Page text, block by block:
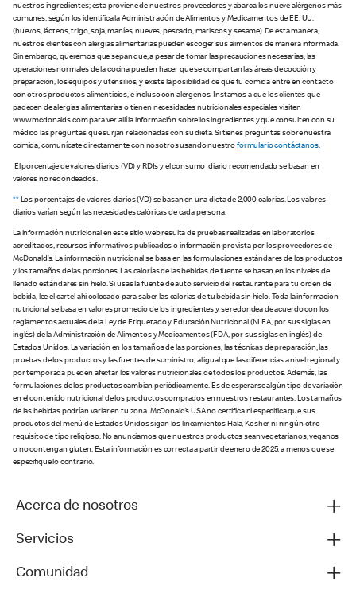
nuestros ingredientes; esta proviene de nuestros proveedores y abarca los nueve alérgenos más
comunes, según los identifica la Administración de Alimentos y Medicamentos de EE. UU.
(huevos, lácteos, trigo, soja, maníes, nueves, pescado, mariscos y sesame). De esta manera,
nuestros clientes con alergias alimentarias pueden escoger sus alimentos de manera informada.
Sin embargo, queremos que sepan que, a pesar de tomar las precauciones necesarias, las
operaciones normales de la cocina pueden hacer que se compartan las áreas de cocción y
preparación, los equipos y utensilios, y existe la posibilidad de que tu comida entre en contacto
con otros productos alimenticios, e incluso con alérgenos. Instamos a que los clientes que
padecen de alergias alimentarias o tienen necesidades nutricionales especiales visiten
www.mcdonalds.com para ver allí la información sobre los ingredientes y que consulten con su
médico las preguntas que surjan relacionadas con su dieta. Si tienes preguntas sobre nuestra
comida, comunícate directamente con nosotros usando nuestroformulario contáctanos.
El porcentaje de valores diarios (VD) y RDIs y el consumo diario recomendado se basan en
valores no redondeados.
**Los porcentajes de valores diarios (VD) se basan en una dieta de 2,000 calorías. Los valores
diarios varían según las necesidades calóricas de cada persona.
La información nutricional en este sitio web resulta de pruebas realizadas en laboratorios
acreditados, recursos informativos publicados o información provista por los proveedores de
McDonald’s. La información nutricional se basa en las formulaciones estándares de los productos
y los tamaños de las porciones. Las calorías de las bebidas de fuente se basan en los niveles de
llenado estándares sin hielo. Si usas la fuente de auto servicio del restaurante para tu orden de
bebida, lee el cartel ahí colocado para saber las calorías de tu bebida sin hielo. Toda la información
nutricional se basa en valores promedio de los ingredientes y se redondea de acuerdo con los
reglamentos actuales de la Ley de Etiquetado y Educación Nutricional (NLEA, por sus siglas en
inglés) de la Administración de Alimentos y Medicamentos (FDA, por sus siglas en inglés) de
Estados Unidos. La variación en los tamaños de las porciones, las técnicas de preparación, las
pruebas de los productos y las fuentes de suministro, al igual que las diferencias a nivel regional y
por temporada pueden afectar los valores nutricionales de todos los productos. Además, las
formulaciones de los productos cambian periódicamente. Es de esperarse algún tipo de variación
en el contenido nutricional de los productos comprados en nuestros restaurantes. Los tamaños
de las bebidas podrían variar en tu zona. McDonald’s USA no certifica ni especifica que sus
productos del menú de Estados Unidos sigan los lineamientos Hala, Kosher ni ningún otro
requisito de tipo religioso. No anunciamos que nuestros productos sean vegetarianos, veganos
o no contengan gluten. Esta información es correcta a partir de enero de 2025, a menos que se
especifique lo contrario.
Acerca de nosotros
Servicios
Comunidad